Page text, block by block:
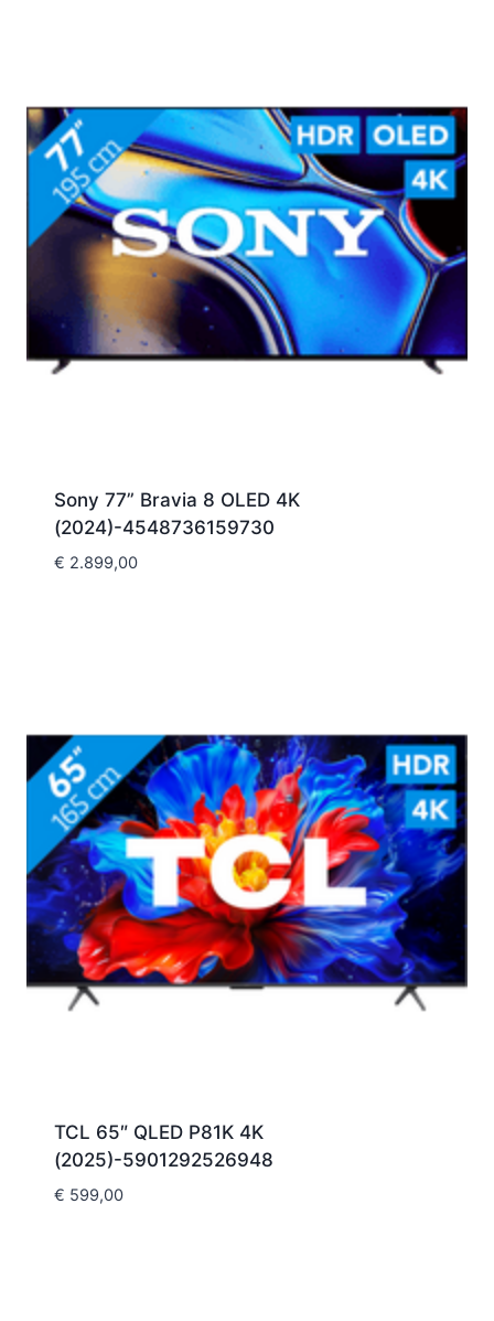
Sony 77” Bravia 8 OLED 4K
(2024)-4548736159730
€ 2.899,00
TCL 65″ QLED P81K 4K
(2025)-5901292526948
€ 599,00